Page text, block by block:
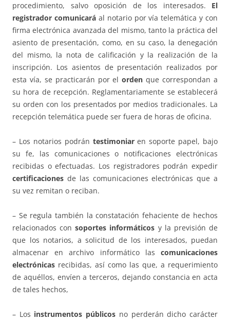
procedimiento, salvo oposición de los interesados. El
registrador comunicará al notario por vía telemática y con
firma electrónica avanzada del mismo, tanto la práctica del
asiento de presentación, como, en su caso, la denegación
del mismo, la nota de calificación y la realización de la
inscripción. Los asientos de presentación realizados por
esta vía, se practicarán por elordenque correspondan a
su hora de recepción. Reglamentariamente se establecerá
su orden con los presentados por medios tradicionales. La
recepción telemática puede ser fuera de horas de oficina.
– Los notarios podrán testimoniaren soporte papel, bajo
su fe, las comunicaciones o notificaciones electrónicas
recibidas o efectuadas. Los registradores podrán expedir
certificaciones de las comunicaciones electrónicas que a
su vez remitan o reciban.
– Se regula también la constatación fehaciente de hechos
relacionados consoportes informáticos y la previsión de
que los notarios, a solicitud de los interesados, puedan
almacenar en archivo informático las comunicaciones
electrónicas recibidas, así como las que, a requerimiento
de aquéllos, envíen a terceros, dejando constancia en acta
de tales hechos,
– Los instrumentos públicos no perderán dicho carácter